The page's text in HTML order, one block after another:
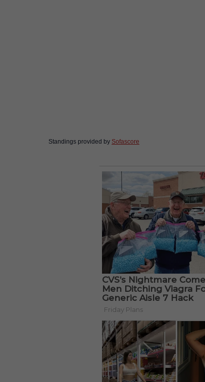
Standings provided by Sofascore